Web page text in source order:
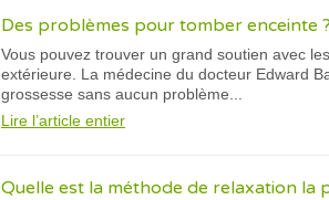
Des problèmes pour tomber enceinte
Vous pouvez trouver un grand soutien avec
extérieure. La médecine du docteur Edward
grossesse sans aucun problème...
Lire l’article entier
Quelle est la méthode de relaxation la